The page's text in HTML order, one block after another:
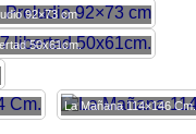
92×73 cm
50x61cm.
La Mañana 114×146 Cm.